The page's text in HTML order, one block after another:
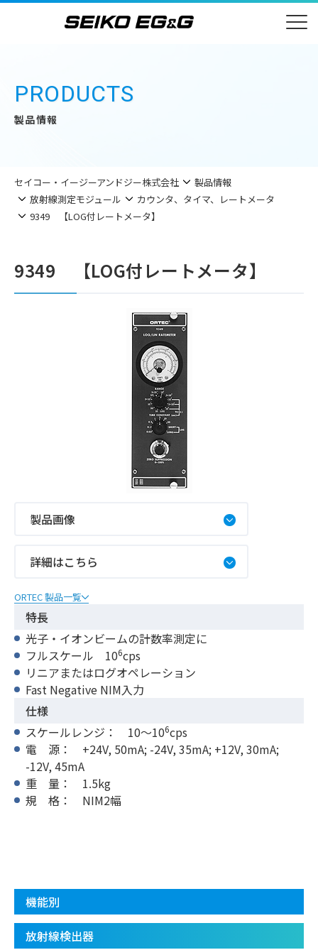
PRODUCTS
製品情報
セイコー・イージーアンドジー株式会社
製品情報
放射線測定モジュール
カウンタ、タイマ、レートメータ
9349 【LOG付レートメータ】
9349 【LOG付レートメータ】
製品画像
詳細はこちら
ORTEC 製品一覧
特長
光子・イオンビームの計数率測定に
フルスケール 106cps
リニアまたはログオペレーション
Fast Negative NIM入力
仕様
スケールレンジ： 10〜106cps
電 源： +24V, 50mA; -24V, 35mA; +12V, 30mA;
-12V, 45mA
重 量： 1.5kg
規 格： NIM2幅
機能別
放射線検出器